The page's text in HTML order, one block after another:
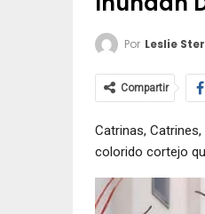
Por Leslie
Compartir
Catrinas,
colorido cortejo